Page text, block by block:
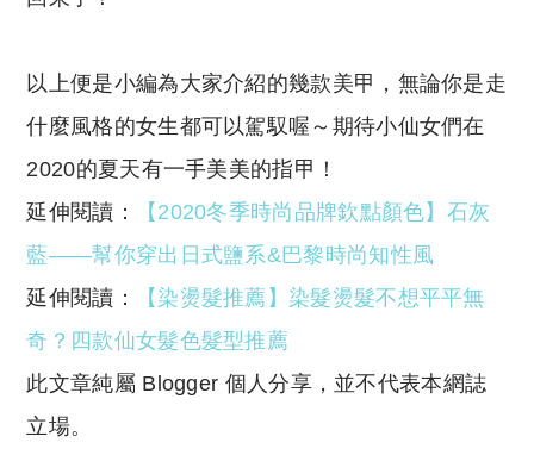
以上便是小編為大家介紹的幾款美甲，無論你是走
什麼風格的女生都可以駕馭喔～期待小仙女們在
2020的夏天有一手美美的指甲！
延伸閱讀：
【2020冬季時尚品牌欽點顏色】石灰
藍——幫你穿出日式鹽系&巴黎時尚知性風
延伸閱讀：
【染燙髮推薦】染髮燙髮不想平平無
奇？四款仙女髮色髮型推薦
此文章純屬 Blogger 個人分享，並不代表本網誌
立場。